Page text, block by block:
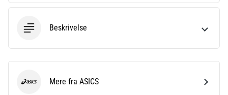
Vis
artikler
Beskrivelse
ASICS Mere fra ASICS